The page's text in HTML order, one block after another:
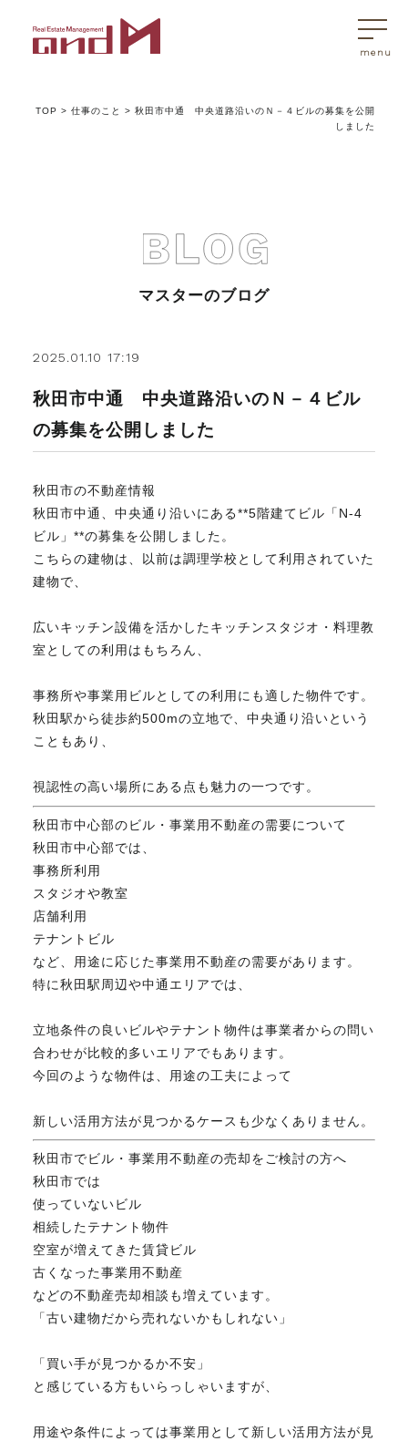
トップページ
アンドエムが選ばれる理由
不動産のお悩み解決
マスターおすすめ物件
会社概要
スタッフ紹介
マスターのブログ
018-853-5780
FAX. 018-853-5781
土曜10:00－15:00（要予約）
無料相談、お問い合わせはこちら
TOP >仕事のこと >秋田市中通 中央道路沿いのＮ－４ビルの募集を公開
しました
マスターのブログ
2025.01.10 17:19
秋田市中通 中央道路沿いのＮ－４ビル
の募集を公開しました
秋田市の不動産情報
秋田市中通、中央通り沿いにある**5階建てビル「N-4
ビル」**の募集を公開しました。
こちらの建物は、以前は調理学校として利用されていた
建物で、
広いキッチン設備を活かしたキッチンスタジオ・料理教
室としての利用はもちろん、
事務所や事業用ビルとしての利用にも適した物件です。
秋田駅から徒歩約500mの立地で、中央通り沿いという
こともあり、
視認性の高い場所にある点も魅力の一つです。
秋田市中心部のビル・事業用不動産の需要について
秋田市中心部では、
事務所利用
スタジオや教室
店舗利用
テナントビル
など、用途に応じた事業用不動産の需要があります。
特に秋田駅周辺や中通エリアでは、
立地条件の良いビルやテナント物件は事業者からの問い
合わせが比較的多いエリアでもあります。
今回のような物件は、用途の工夫によって
新しい活用方法が見つかるケースも少なくありません。
秋田市でビル・事業用不動産の売却をご検討の方へ
秋田市では
使っていないビル
相続したテナント物件
空室が増えてきた賃貸ビル
古くなった事業用不動産
などの不動産売却相談も増えています。
「古い建物だから売れないかもしれない」
「買い手が見つかるか不安」
と感じている方もいらっしゃいますが、
用途や条件によっては事業用として新しい活用方法が見